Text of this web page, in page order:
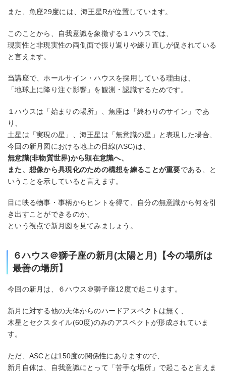
また、魚座29度には、海王星Rが位置しています。
このことから、自我意識を象徴する１ハウスでは、
現実性と非現実性の両側面で振り返りや練り直しが促されている
と言えます。
当講座で、ホールサイン・ハウスを採用している理由は、
「地球上に降り注ぐ影響」を観測・認識するためです。
１ハウスは「始まりの場所」、魚座は「終わりのサイン」であ
り、
土星は「実現の星」、海王星は「無意識の星」と表現した場合、
今回の新月図における地上の目線(ASC)は、
無意識(非物質世界)から顕在意識へ、
また、想像から具現化のための構想を練ることが重要である、と
いうことを示していると言えます。
目に映る物事・事柄からヒントを得て、自分の無意識から何を引
き出すことができるのか、
という視点で新月図を見てみましょう。
６ハウス＠獅子座の新月(太陽と月)【今の場所は
最善の場所】
今回の新月は、６ハウス＠獅子座12度で起こります。
新月に対する他の天体からのハードアスペクトは無く、
木星とセクスタイル(60度)のみのアスペクトが形成されていま
す。
ただ、ASCとは150度の関係性にありますので、
新月自体は、自我意識にとって「苦手な場所」で起こると言えま